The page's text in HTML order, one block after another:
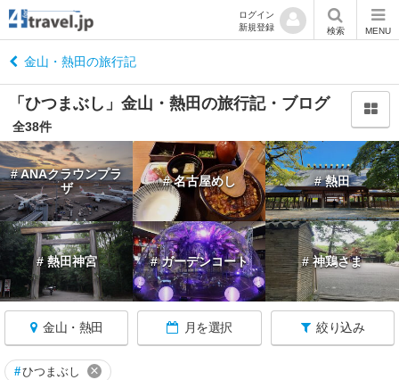
ログイン
新規登録
検索 MENU
金山・熱田の旅行記
「ひつまぶし」金山・熱田の旅行記・ブログ
全38件
# ANAクラウンプラ
ザ
# 名古屋めし # 熱田
# 熱田神宮 # ガーデンコート # 神鶏さま
金山・熱田 月を選択 絞り込み
愛
知
へ
戻
る
愛
べ
て
#ひつまぶし ×